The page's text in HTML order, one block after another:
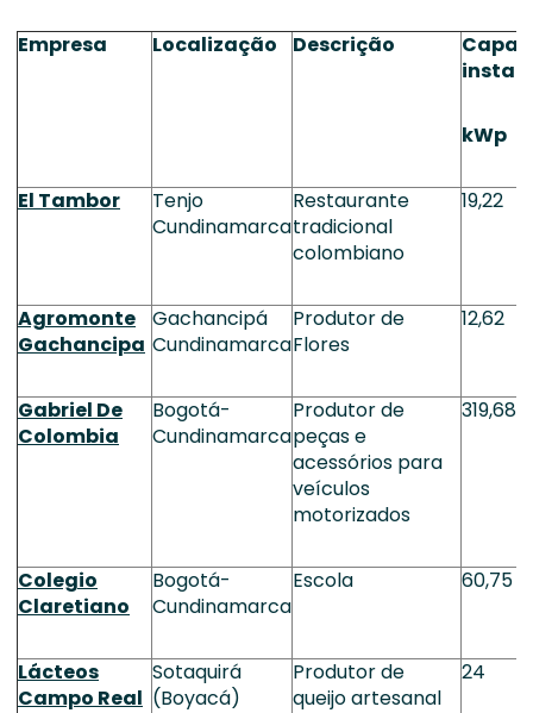
Empresa Localização Descrição
kWp
El Tambor
Tenjo
Cundinamarca
Restaurante
tradicional
colombiano
19,22
Agromonte
Gachancipa
Gachancipá
Cundinamarca
Produtor de
Flores
12,62
Gabriel De
Colombia
Bogotá-
Cundinamarca
Produtor de
peças e
acessórios para
veículos
motorizados
319,68
Colegio
Claretiano
Bogotá-
Cundinamarca
Escola 60,75
Lácteos
Campo Real
Sotaquirá
(Boyacá)
Produtor de
queijo artesanal
24